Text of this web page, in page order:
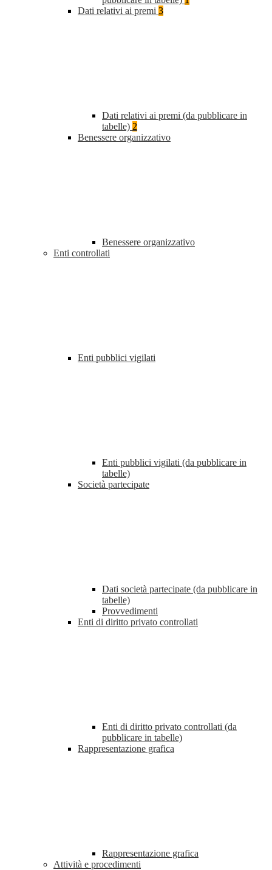
Dati relativi ai premi 3
Dati relativi ai premi (da pubblicare in
tabelle) 2
Benessere organizzativo
Benessere organizzativo
Enti controllati
Enti pubblici vigilati
Enti pubblici vigilati (da pubblicare in
tabelle)
Società partecipate
Dati società partecipate (da pubblicare in
tabelle)
Provvedimenti
Enti di diritto privato controllati
Enti di diritto privato controllati (da
pubblicare in tabelle)
Rappresentazione grafica
Rappresentazione grafica
Attività e procedimenti